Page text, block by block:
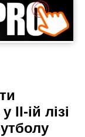
II-ій лізі